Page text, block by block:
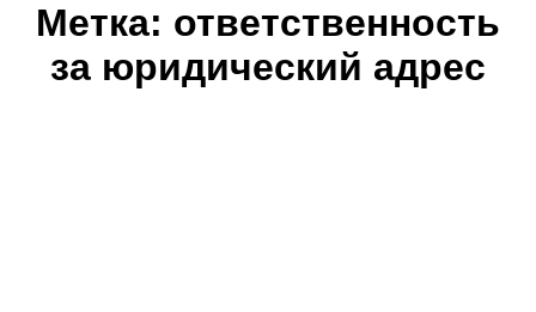
Метка: ответственность
за юридический адрес